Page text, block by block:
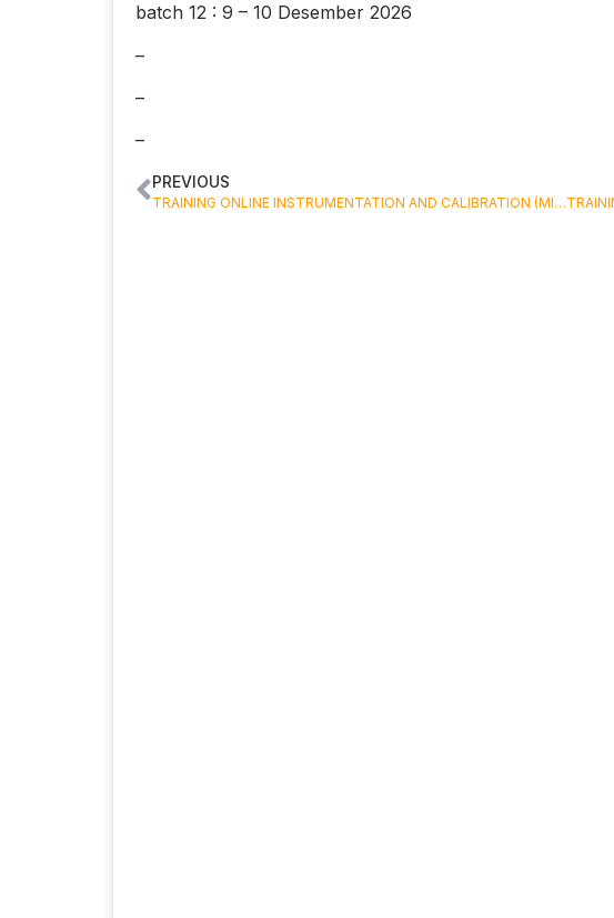
batch 12 : 9 – 10 Desember 2026
–
–
–
PREVIOUS
TRAINING ONLINE INSTRUMENTATION AND CALIBRATION (MIGAS)